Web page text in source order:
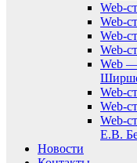
Web-
Web-
Web-
Web-
Web —
Web-
Web-
Web-
Е.В.
Новости